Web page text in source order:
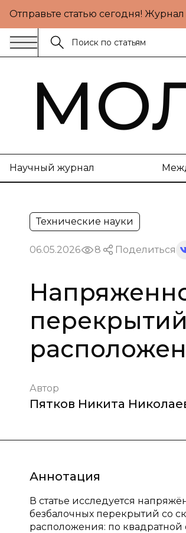
Отправьте статью сегодня!
Научный журнал
Технические науки
06.05.2026 8 Поделиться
Автор
Пятков Никита
Аннотация
В статье исследуется
безбалочных перекрытий со
расположения: по квадратной